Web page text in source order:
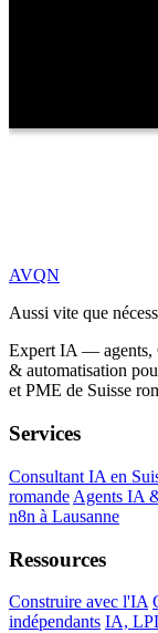
AVQN
Aussi vite que
Expert IA — agents,
& automatisation
et PME de Suisse
Services
Consultant IA en
romande Agents IA
n8n à Lausanne
Ressources
Construire avec l'IA
indépendants IA,